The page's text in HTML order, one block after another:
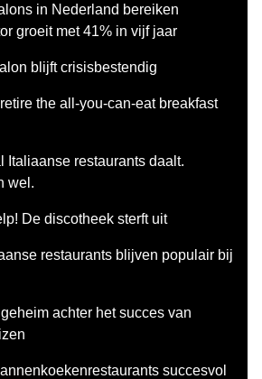
in Nederland bereiken
groeit met 41% in vijf jaar
blijft crisisbestendig
the all-you-can-eat breakfast
Italiaanse restaurants daalt.
wel.
De discotheek sterft uit
restaurants blijven populair bij
achter het succes van
succesvol